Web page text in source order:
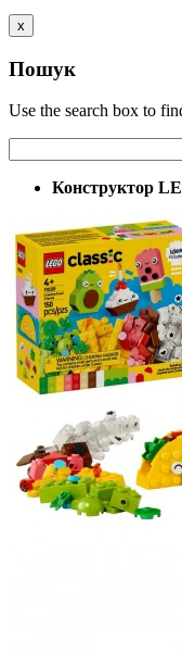
x
Пошук
Use the search box to
Конструктор